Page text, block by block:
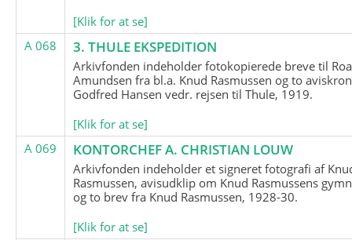
[Klik for at se]
A 068
3. THULE EKSPEDITION
Arkivfonden indeholder fotokopierede breve til
Amundsen fra bl.a. Knud Rasmussen og to
Godfred Hansen vedr. rejsen til Thule, 1919.
[Klik for at se]
A 069
KONTORCHEF A. CHRISTIAN LOUW
Arkivfonden indeholder et signeret fotografi af
Rasmussen, avisudklip om Knud Rasmussens
og to brev fra Knud Rasmussen, 1928-30.
[Klik for at se]